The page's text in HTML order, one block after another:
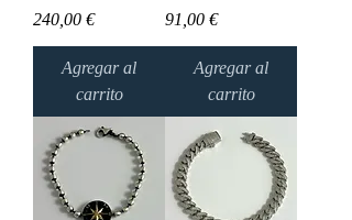
Precio
240,00 €
Agregar al
carrito
Precio
91,00 €
Agregar al
carrito